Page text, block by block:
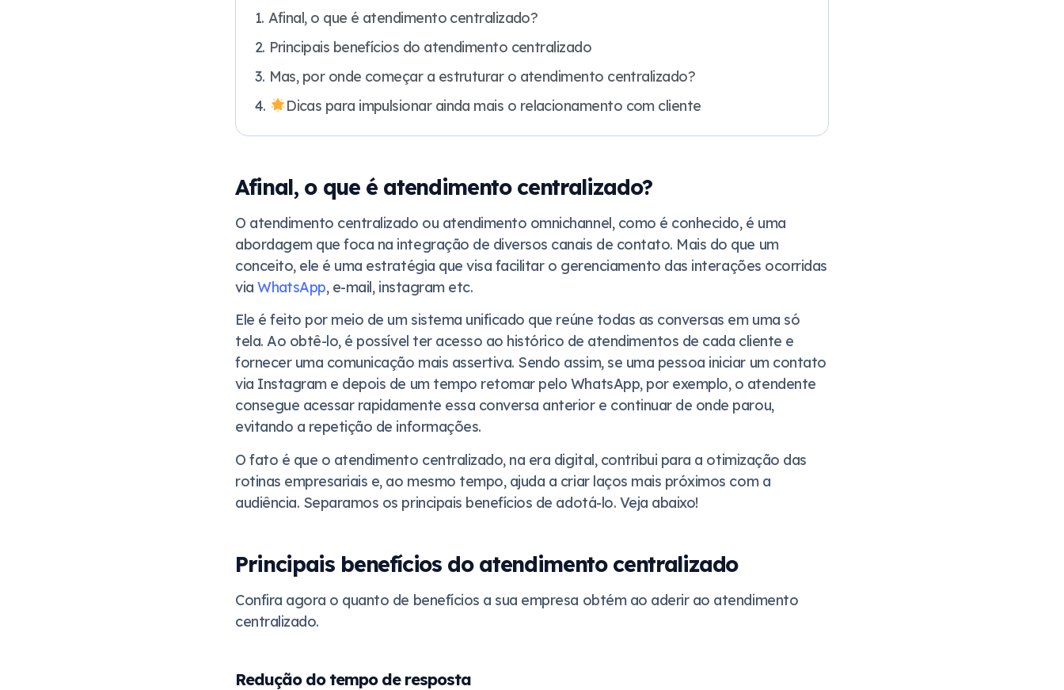
Afinal, o que é atendimento centralizado?
Principais benefícios do atendimento centralizado
Mas, por onde começar a estruturar o atendimento centralizado?
Dicas para impulsionar ainda mais o relacionamento com cliente
Afinal, o que é atendimento centralizado?
O atendimento centralizado ou atendimento omnichannel, como é conhecido, é uma
abordagem que foca na integração de diversos canais de contato. Mais do que um
conceito, ele é uma estratégia que visa facilitar o gerenciamento das interações ocorridas
viaWhatsApp, e-mail, instagram etc.
Ele é feito por meio de um sistema unificado que reúne todas as conversas em uma só
tela. Ao obtê-lo, é possível ter acesso ao histórico de atendimentos de cada cliente e
fornecer uma comunicação mais assertiva. Sendo assim, se uma pessoa iniciar um contato
via Instagram e depois de um tempo retomar pelo WhatsApp, por exemplo, o atendente
consegue acessar rapidamente essa conversa anterior e continuar de onde parou,
evitando a repetição de informações.
O fato é que o atendimento centralizado, na era digital, contribui para a otimização das
rotinas empresariais e, ao mesmo tempo, ajuda a criar laços mais próximos com a
audiência. Separamos os principais benefícios de adotá-lo. Veja abaixo!
Principais benefícios do atendimento centralizado
Confira agora o quanto de benefícios a sua empresa obtém ao aderir ao atendimento
centralizado.
Redução do tempo de resposta